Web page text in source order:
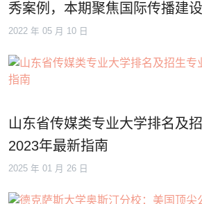
秀案例，本期聚焦国际传播建
2022 年 05 月 10 日
山东省传媒类专业大学排名及
2023年最新指南
2025 年 01 月 26 日